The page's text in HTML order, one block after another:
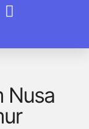
Nusa